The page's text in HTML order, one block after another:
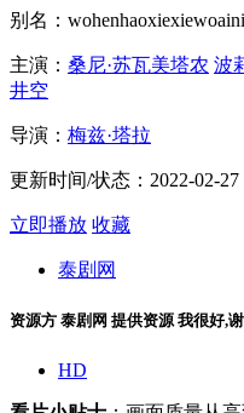
别名： wohenhaoxiexiewoaini
主演： 桑尼·苏瓦美塔农 波
井空
导演： 梅兹·塔拉
更新时间/状态： 2022-02-
立即播放 收藏
泰剧网
资源方 泰剧网 提供资源我很好,
HD